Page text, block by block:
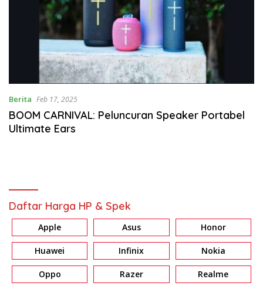
Berita Feb 17, 2025
BOOM CARNIVAL: Peluncuran Speaker Portabel
Ultimate Ears
Daftar Harga HP & Spek
Apple Asus Honor
Huawei Infinix Nokia
Oppo Razer Realme